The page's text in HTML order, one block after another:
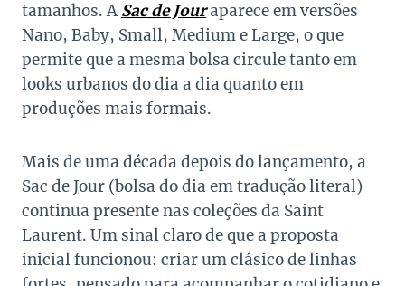
tamanhos. A Sac de Jouraparece em versões
Nano, Baby, Small, Medium e Large, o que
permite que a mesma bolsa circule tanto em
looks urbanos do dia a dia quanto em
produções mais formais.
Mais de uma década depois do lançamento, a
Sac de Jour (bolsa do dia em tradução literal)
continua presente nas coleções da Saint
Laurent. Um sinal claro de que a proposta
inicial funcionou: criar um clásico de linhas